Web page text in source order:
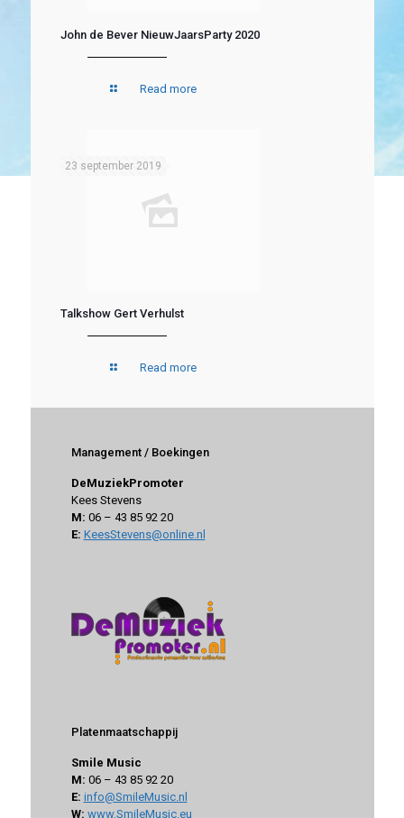
John de Bever NieuwJaarsParty 2020
Read more
23 september 2019
Talkshow Gert Verhulst
Read more
Management / Boekingen
DeMuziekPromoter
Kees Stevens
M: 06 – 43 85 92 20
E: KeesStevens@online.nl
Platenmaatschappij
Smile Music
M: 06 – 43 85 92 20
E: info@SmileMusic.nl
W: www.SmileMusic.eu